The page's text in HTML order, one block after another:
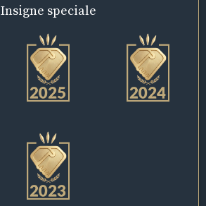
Insigne speciale